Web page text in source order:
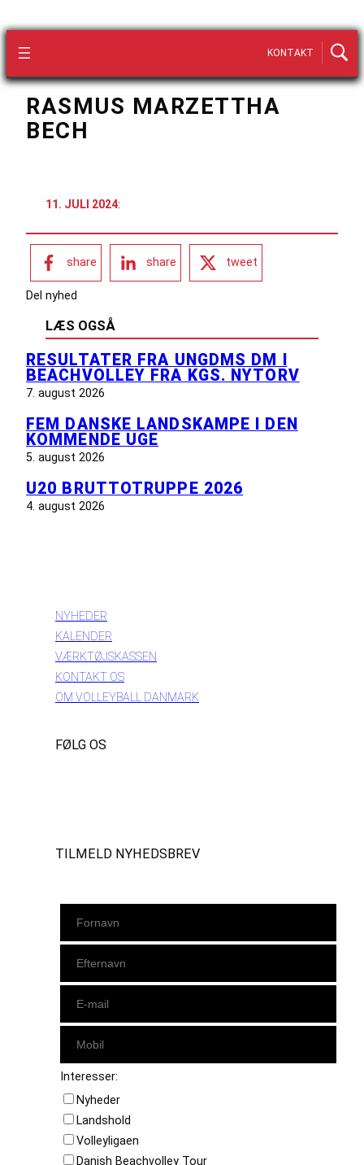
KONTAKT
RASMUS MARZETTHA
BECH
11. JULI 2024:
share share tweet
Del nyhed
LÆS OGSÅ
RESULTATER FRA UNGDMS DM I
BEACHVOLLEY FRA KGS. NYTORV
7. august 2026
FEM DANSKE LANDSKAMPE I DEN
KOMMENDE UGE
5. august 2026
U20 BRUTTOTRUPPE 2026
4. august 2026
NYHEDER
KALENDER
VÆRKTØJSKASSEN
KONTAKT OS
OM VOLLEYBALL DANMARK
FØLG OS
TILMELD NYHEDSBREV
Interesser:
Nyheder
Landshold
Volleyligaen
Danish Beachvolley Tour